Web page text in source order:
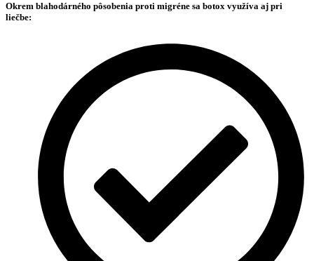
Okrem blahodárného pôsobenia proti migréne sa botox využíva aj pri
liečbe: